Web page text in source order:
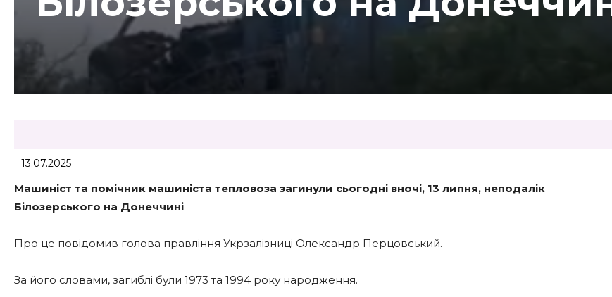
13.07.2025
Машиніст та помічник машиніста тепловоза загинули сьогодні вночі, 13 липня, неподалік
Білозерського на Донеччині
Про це повідомив голова правління Укрзалізниці Олександр Перцовський.
За його словами, загиблі були 1973 та 1994 року народження.